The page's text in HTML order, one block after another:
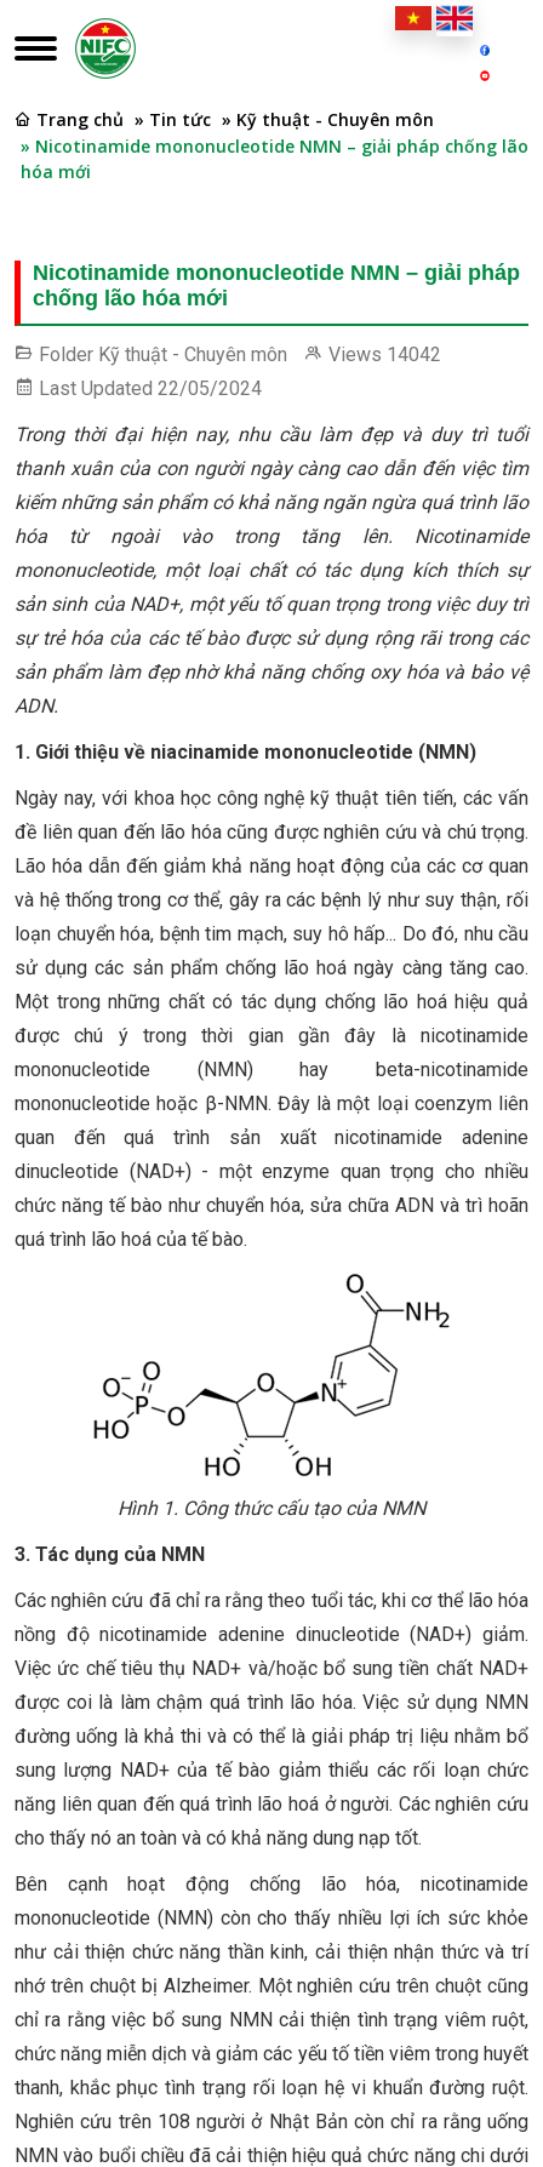
Trang chủ » Tin tức » Kỹ thuật - Chuyên môn
» Nicotinamide mononucleotide NMN – giải pháp chống lão
hóa mới
Nicotinamide mononucleotide NMN – giải pháp
chống lão hóa mới
Folder Kỹ thuật - Chuyên môn Views 14042
Last Updated 22/05/2024
Trong thời đại hiện nay, nhu cầu làm đẹp và duy trì tuổi
thanh xuân của con người ngày càng cao dẫn đến việc tìm
kiếm những sản phẩm có khả năng ngăn ngừa quá trình lão
hóa từ ngoài vào trong tăng lên. Nicotinamide
mononucleotide, một loại chất có tác dụng kích thích sự
sản sinh của NAD+, một yếu tố quan trọng trong việc duy trì
sự trẻ hóa của các tế bào được sử dụng rộng rãi trong các
sản phẩm làm đẹp nhờ khả năng chống oxy hóa và bảo vệ
ADN.
1. Giới thiệu về niacinamide mononucleotide (NMN)
Ngày nay, với khoa học công nghệ kỹ thuật tiên tiến, các vấn
đề liên quan đến lão hóa cũng được nghiên cứu và chú trọng.
Lão hóa dẫn đến giảm khả năng hoạt động của các cơ quan
và hệ thống trong cơ thể, gây ra các bệnh lý như suy thận, rối
loạn chuyển hóa, bệnh tim mạch, suy hô hấp... Do đó, nhu cầu
sử dụng các sản phẩm chống lão hoá ngày càng tăng cao.
Một trong những chất có tác dụng chống lão hoá hiệu quả
được chú ý trong thời gian gần đây là nicotinamide
mononucleotide (NMN) hay beta-nicotinamide
mononucleotide hoặc β-NMN. Đây là một loại coenzym liên
quan đến quá trình sản xuất nicotinamide adenine
dinucleotide (NAD+) - một enzyme quan trọng cho nhiều
chức năng tế bào như chuyển hóa, sửa chữa ADN và trì hoãn
quá trình lão hoá của tế bào.
Hình 1. Công thức cấu tạo của NMN
3. Tác dụng của NMN
Các nghiên cứu đã chỉ ra rằng theo tuổi tác, khi cơ thể lão hóa
nồng độ nicotinamide adenine dinucleotide (NAD+) giảm.
Việc ức chế tiêu thụ NAD+ và/hoặc bổ sung tiền chất NAD+
được coi là làm chậm quá trình lão hóa. Việc sử dụng NMN
đường uống là khả thi và có thể là giải pháp trị liệu nhằm bổ
sung lượng NAD+ của tế bào giảm thiểu các rối loạn chức
năng liên quan đến quá trình lão hoá ở người. Các nghiên cứu
cho thấy nó an toàn và có khả năng dung nạp tốt.
Bên cạnh hoạt động chống lão hóa, nicotinamide
mononucleotide (NMN) còn cho thấy nhiều lợi ích sức khỏe
như cải thiện chức năng thần kinh, cải thiện nhận thức và trí
nhớ trên chuột bị Alzheimer. Một nghiên cứu trên chuột cũng
chỉ ra rằng việc bổ sung NMN cải thiện tình trạng viêm ruột,
chức năng miễn dịch và giảm các yếu tố tiền viêm trong huyết
thanh, khắc phục tình trạng rối loạn hệ vi khuẩn đường ruột.
Nghiên cứu trên 108 người ở Nhật Bản còn chỉ ra rằng uống
NMN vào buổi chiều đã cải thiện hiệu quả chức năng chi dưới